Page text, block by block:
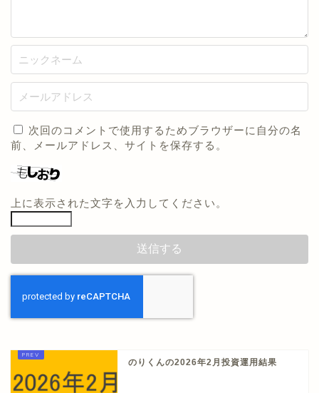
次回のコメントで使用するためブラウザーに自分の名
前、メールアドレス、サイトを保存する。
上に表示された文字を入力してください。
のりくんの2026年2月投資運用結果